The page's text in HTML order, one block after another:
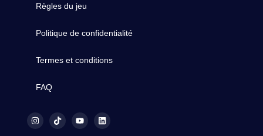
Règles du jeu
Politique de confidentialité
Termes et conditions
FAQ